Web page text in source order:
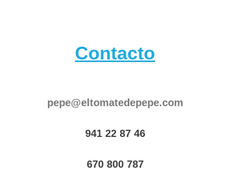
Contacto
pepe@eltomatedepepe.com
941 22 87 46
670 800 787